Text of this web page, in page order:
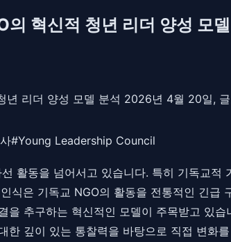
혁신적 청년 리더 양성 모
리더 양성 모델 분석 2026년 4월 20일,
#Young Leadership Council
활동을 넘어서고 있습니다. 특히 기독교적
은 기독교 NGO의 활동을 전통적인 긴급
추구하는 혁신적인 모델이 주목받고 있습
깊이 있는 통찰력을 바탕으로 직접 변화